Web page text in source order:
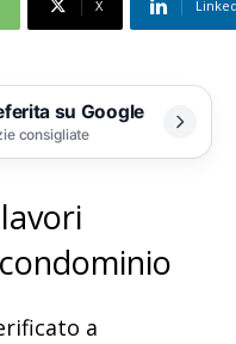
X
su Google
consigliate
a